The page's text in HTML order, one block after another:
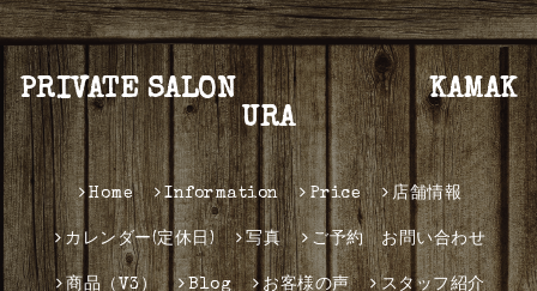
PRIVATE SALON KAMAK
URA
Home Information Price 店舗情報
カレンダー(定休日) 写真 ご予約 お問い合わせ
商品（V3） Blog お客様の声 スタッフ紹介